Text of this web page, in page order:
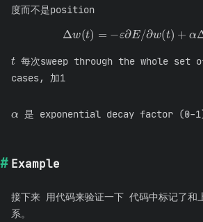
度而不是position
) = /∂ ( t
每次sweep through the whole set
cases, 加1
是 exponential decay factor (0-1)
Example
接下来 用代码来验证一下 代码中标记了和
系。